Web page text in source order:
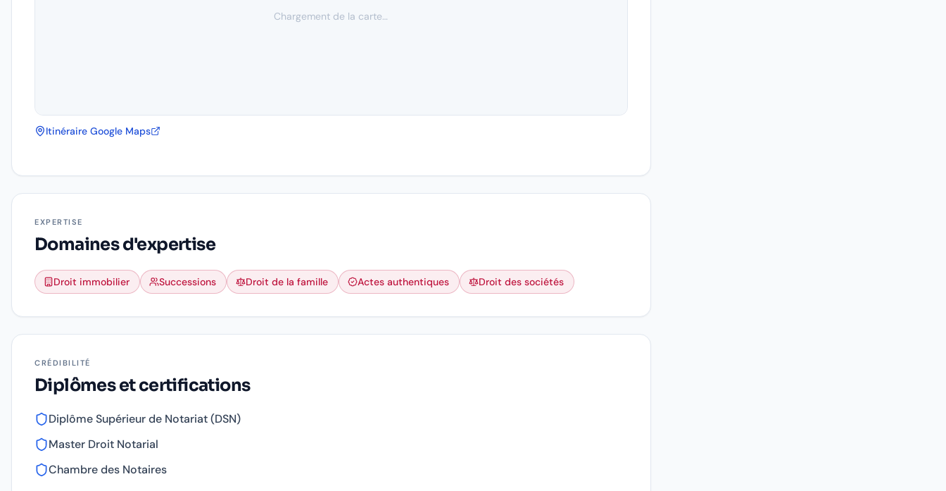
Chargement de la carte…
Itinéraire Google Maps
EXPERTISE
Domaines d'expertise
Droit immobilier Successions Droit de la famille Actes authentiques Droit des sociétés
CRÉDIBILITÉ
Diplômes et certifications
Diplôme Supérieur de Notariat (DSN)
Master Droit Notarial
Chambre des Notaires